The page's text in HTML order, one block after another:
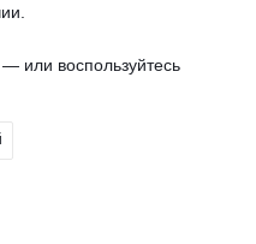
или воспользуйтесь